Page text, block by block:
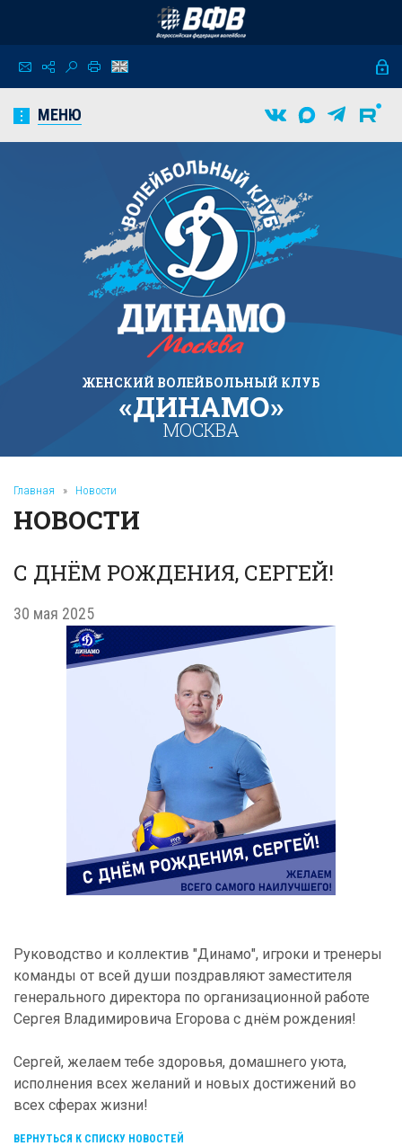
МЕНЮ
ЖЕНСКИЙ ВОЛЕЙБОЛЬНЫЙ КЛУБ
«ДИНАМО»
МОСКВА
Главная » Новости
НОВОСТИ
С ДНËМ РОЖДЕНИЯ, СЕРГЕЙ!
30 мая 2025
Руководство и коллектив "Динамо", игроки и тренеры
команды от всей души поздравляют заместителя
генерального директора по организационной работе
Сергея Владимировича Егорова с днём рождения!
Сергей, желаем тебе здоровья, домашнего уюта,
исполнения всех желаний и новых достижений во
всех сферах жизни!
ВЕРНУТЬСЯ К СПИСКУ НОВОСТЕЙ